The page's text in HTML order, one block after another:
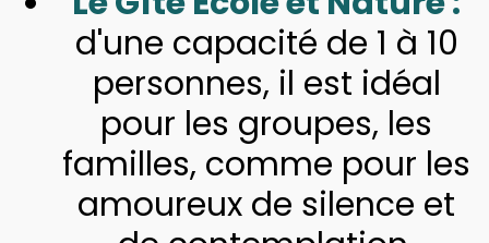
d'une capacité de 1 à 10
personnes, il est idéal
pour les groupes, les
familles, comme pour les
amoureux de silence et